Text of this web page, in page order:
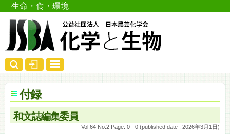
生命・食・環境
付録
和文誌編集委員
Vol.64 No.2 Page. 0 - 0 (published date : 2026年3月1日)